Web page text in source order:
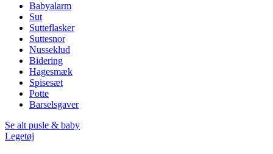
Babyalarm
Sut
Sutteflasker
Suttesnor
Nusseklud
Bidering
Hagesmæk
Spisesæt
Potte
Barselsgaver
Se alt pusle & baby
Legetøj